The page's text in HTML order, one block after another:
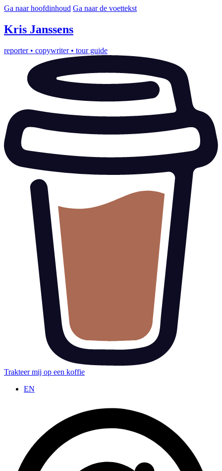
Ga naar hoofdinhoud Ga naar de voettekst
Kris Janssens
reporter • copywriter • tour guide
Trakteer mij op een koffie
EN